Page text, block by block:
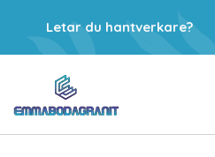
Letar du hantverkare?